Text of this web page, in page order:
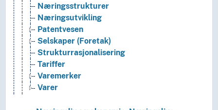
Næringsstrukturer
Næringsutvikling
Patentvesen
Selskaper (Foretak)
Strukturrasjonalisering
Tariffer
Varemerker
Varer